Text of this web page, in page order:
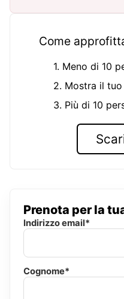
Come
1. Meno di 10
2. Mostra il
3. Più di 10
Prenota per la
Indirizzo email*
Cognome*